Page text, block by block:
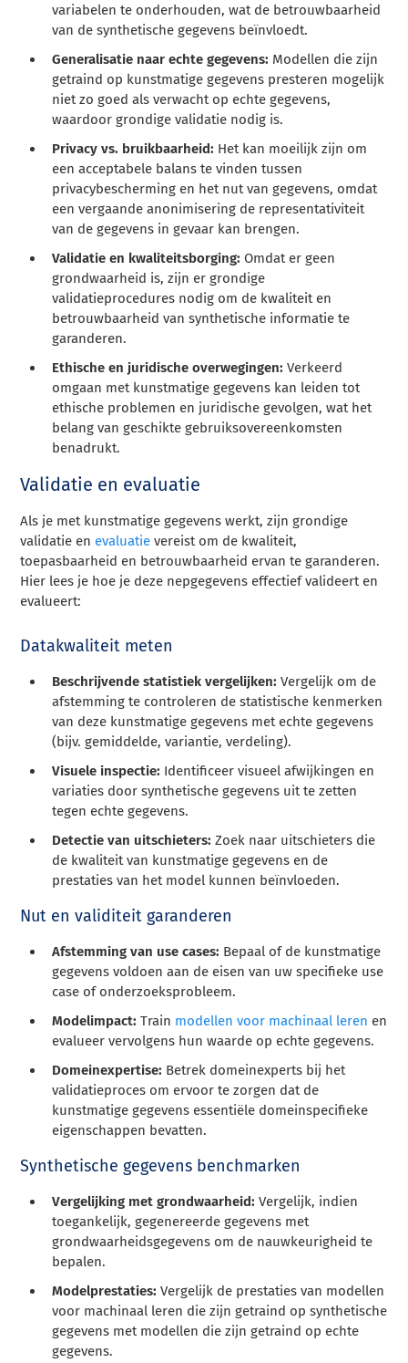
variabelen te onderhouden, wat de betrouwbaarheid
van de synthetische gegevens beïnvloedt.
Generalisatie naar echte gegevens: Modellen die zijn
getraind op kunstmatige gegevens presteren mogelijk
niet zo goed als verwacht op echte gegevens,
waardoor grondige validatie nodig is.
Privacy vs. bruikbaarheid: Het kan moeilijk zijn om
een acceptabele balans te vinden tussen
privacybescherming en het nut van gegevens, omdat
een vergaande anonimisering de representativiteit
van de gegevens in gevaar kan brengen.
Validatie en kwaliteitsborging:Omdat er geen
grondwaarheid is, zijn er grondige
validatieprocedures nodig om de kwaliteit en
betrouwbaarheid van synthetische informatie te
garanderen.
Ethische en juridische overwegingen:Verkeerd
omgaan met kunstmatige gegevens kan leiden tot
ethische problemen en juridische gevolgen, wat het
belang van geschikte gebruiksovereenkomsten
benadrukt.
Validatie en evaluatie
Als je met kunstmatige gegevens werkt, zijn grondige
validatie en evaluatie vereist om de kwaliteit,
toepasbaarheid en betrouwbaarheid ervan te garanderen.
Hier lees je hoe je deze nepgegevens effectief valideert en
evalueert:
Datakwaliteit meten
Beschrijvende statistiek vergelijken: Vergelijk om de
afstemming te controleren de statistische kenmerken
van deze kunstmatige gegevens met echte gegevens
(bijv. gemiddelde, variantie, verdeling).
Visuele inspectie: Identificeer visueel afwijkingen en
variaties door synthetische gegevens uit te zetten
tegen echte gegevens.
Detectie van uitschieters:Zoek naar uitschieters die
de kwaliteit van kunstmatige gegevens en de
prestaties van het model kunnen beïnvloeden.
Nut en validiteit garanderen
Afstemming van use cases: Bepaal of de kunstmatige
gegevens voldoen aan de eisen van uw specifieke use
case of onderzoeksprobleem.
Modelimpact:Train modellen voor machinaal leren en
evalueer vervolgens hun waarde op echte gegevens.
Domeinexpertise: Betrek domeinexperts bij het
validatieproces om ervoor te zorgen dat de
kunstmatige gegevens essentiële domeinspecifieke
eigenschappen bevatten.
Synthetische gegevens benchmarken
Vergelijking met grondwaarheid: Vergelijk, indien
toegankelijk, gegenereerde gegevens met
grondwaarheidsgegevens om de nauwkeurigheid te
bepalen.
Modelprestaties: Vergelijk de prestaties van modellen
voor machinaal leren die zijn getraind op synthetische
gegevens met modellen die zijn getraind op echte
gegevens.